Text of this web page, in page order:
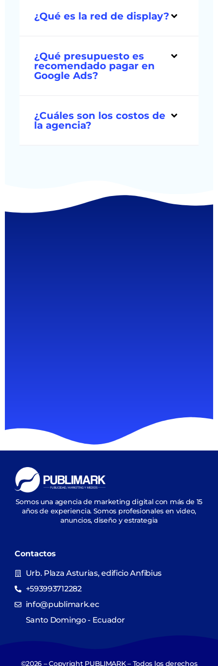
¿Qué es la red de display?
¿Qué presupuesto es
recomendado pagar en
Google Ads?
¿Cuáles son los costos de
la agencia?
Somos una agencia de marketing digital con más de 15
años de experiencia. Somos profesionales en video,
anuncios, diseño y estrategia
Contactos
Urb. Plaza Asturias, edificio Anfibius
+593993712282
info@publimark.ec
Santo Domingo - Ecuador
©2026 – Copyright PUBLIMARK – Todos los derechos